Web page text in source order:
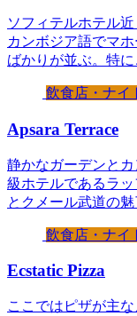
ソフィテルホテル
カンボジア語でマ
ばかりが並ぶ。特
飲食店・ナイ
Apsara Terrace
静かなガーデンと
級ホテルであるラ
とクメール武道の
飲食店・ナイ
Ecstatic Pizza
ここではピザが主